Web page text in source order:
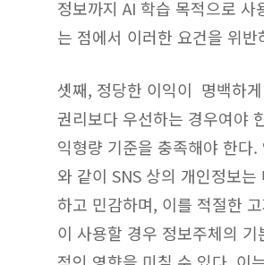
정보까지 AI 학습 목적으로 사
는 점에서 이러한 요건을 위반
셋째, 정당한 이익이 명백하
권리보다 우선하는 경우여야
익형량 기준을 충족해야 한다.
와 같이 SNS 상의 개인정보는
하고 민감하며, 이를 적절한
이 사용할 경우 정보주체의 기